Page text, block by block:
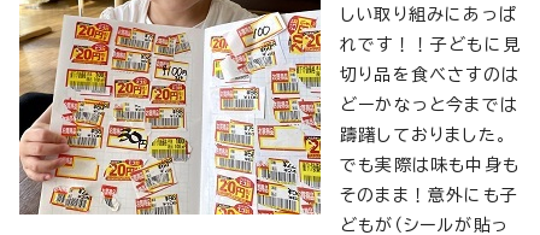
しい取り組みにあっぱ
れです！！子どもに見
切り品を食べさすのは
どーかなっと今までは
躊躇しておりました。
でも実際は味も中身も
そのまま！意外にも子
どもが（シールが貼っ